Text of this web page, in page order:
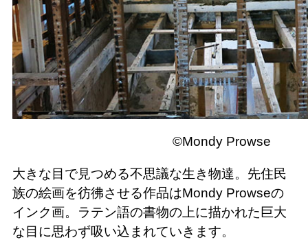
©Mondy Prowse
大きな目で見つめる不思議な生き物達。先住民
族の絵画を彷彿させる作品はMondy Prowseの
インク画。ラテン語の書物の上に描かれた巨大
な目に思わず吸い込まれていきます。